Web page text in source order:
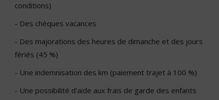
conditions)
- Des chèques vacances
- Des majorations des heures de dimanche et des jours
fériés (45 %)
- Une indemnisation des km (paiement trajet à 100 %)
- Une possibilité d'aide aux frais de garde des enfants